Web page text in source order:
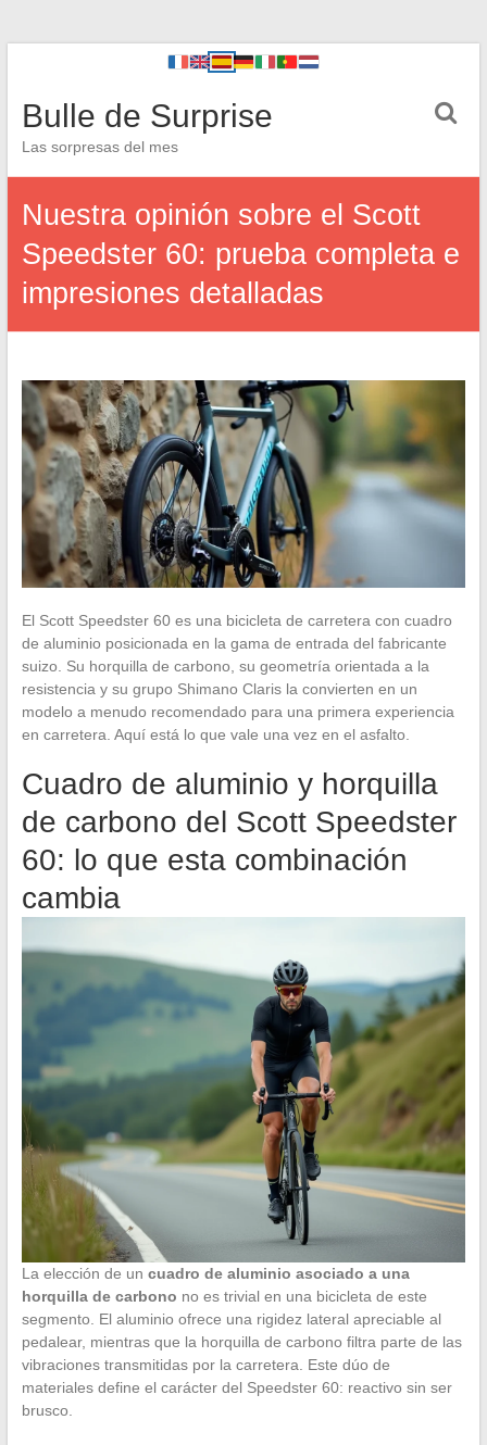
Bulle de Surprise
Las sorpresas del mes
Nuestra opinión sobre el Scott
Speedster 60: prueba completa e
impresiones detalladas
El Scott Speedster 60 es una bicicleta de carretera con cuadro
de aluminio posicionada en la gama de entrada del fabricante
suizo. Su horquilla de carbono, su geometría orientada a la
resistencia y su grupo Shimano Claris la convierten en un
modelo a menudo recomendado para una primera experiencia
en carretera. Aquí está lo que vale una vez en el asfalto.
Cuadro de aluminio y horquilla
de carbono del Scott Speedster
60: lo que esta combinación
cambia
La elección de un cuadro de aluminio asociado a una
horquilla de carbono no es trivial en una bicicleta de este
segmento. El aluminio ofrece una rigidez lateral apreciable al
pedalear, mientras que la horquilla de carbono filtra parte de las
vibraciones transmitidas por la carretera. Este dúo de
materiales define el carácter del Speedster 60: reactivo sin ser
brusco.